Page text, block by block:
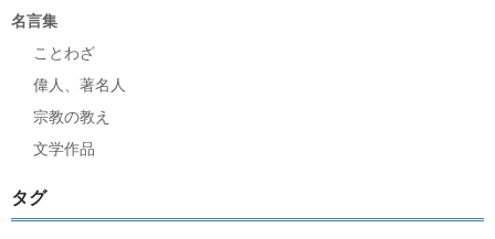
名言集
ことわざ
偉人、著名人
宗教の教え
文学作品
タグ